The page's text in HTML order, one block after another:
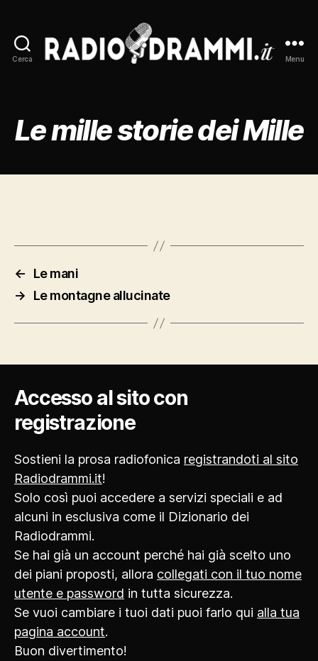
Cerca Menu
Le mille storie dei Mille
←
Le mani
→
Le montagne allucinate
Accesso al sito con
registrazione
Sostieni la prosa radiofonica registrandoti al sito
Radiodrammi.it!
Solo così puoi accedere a servizi speciali e ad
alcuni in esclusiva come il Dizionario dei
Radiodrammi.
Se hai già un account perché hai già scelto uno
dei piani proposti, allora collegati con il tuo nome
utente e password in tutta sicurezza.
Se vuoi cambiare i tuoi dati puoi farlo qui alla tua
pagina account.
Buon divertimento!